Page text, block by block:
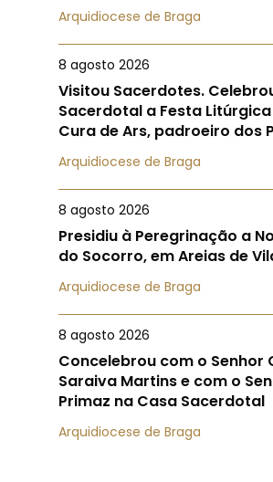
Arquidiocese de Braga
8 agosto 2026
Visitou Sacerdotes.
Sacerdotal a Festa
Cura de Ars, padroeiro dos
Arquidiocese de Braga
8 agosto 2026
Presidiu à Peregrinação a
do Socorro, em Areias de
Arquidiocese de Braga
8 agosto 2026
Concelebrou com o Senhor
Saraiva Martins e com o
Primaz na Casa Sacerdotal
Arquidiocese de Braga